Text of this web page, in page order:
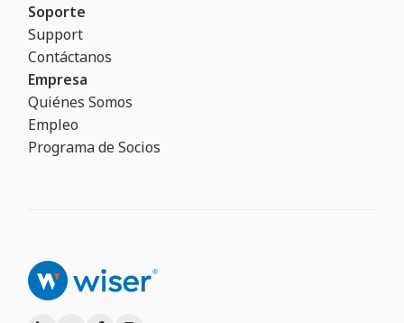
Soporte
Support
Contáctanos
Empresa
Quiénes Somos
Empleo
Programa de Socios